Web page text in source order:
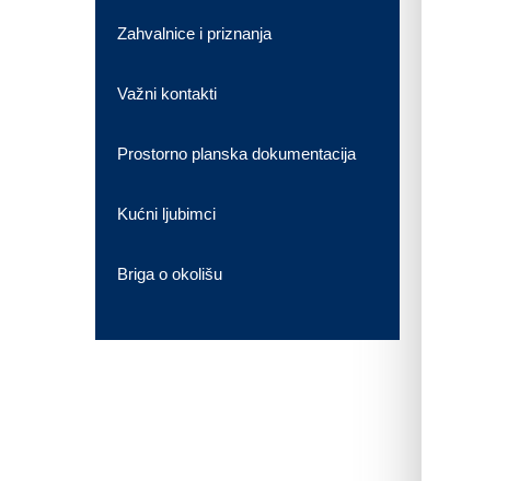
Zahvalnice i priznanja
Važni kontakti
Prostorno planska dokumentacija
Kućni ljubimci
Briga o okolišu